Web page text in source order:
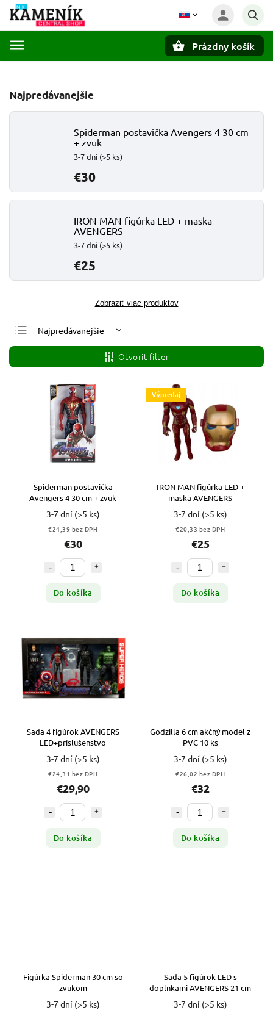
Prázdny košík
Najpredávanejšie
Spiderman postavička Avengers 4 30 cm
+ zvuk
3-7 dní (>5 ks)
€30
IRON MAN figúrka LED + maska
AVENGERS
3-7 dní (>5 ks)
€25
Zobraziť viac produktov
Najpredávanejšie
Najlacnejšie
Najdrahšie
Abecedne
Otvoriť filter
Spiderman postavička
Avengers 4 30 cm + zvuk
3-7 dní (>5 ks)
€24,39 bez DPH
€30
Do košíka
Výpredaj
IRON MAN figúrka LED +
maska AVENGERS
3-7 dní (>5 ks)
€20,33 bez DPH
€25
Do košíka
Sada 4 figúrok AVENGERS
LED+príslušenstvo
3-7 dní (>5 ks)
€24,31 bez DPH
€29,90
Do košíka
Godzilla 6 cm akčný model z
PVC 10 ks
3-7 dní (>5 ks)
€26,02 bez DPH
€32
Do košíka
Figúrka Spiderman 30 cm so
zvukom
3-7 dní (>5 ks)
Sada 5 figúrok LED s
doplnkami AVENGERS 21 cm
3-7 dní (>5 ks)